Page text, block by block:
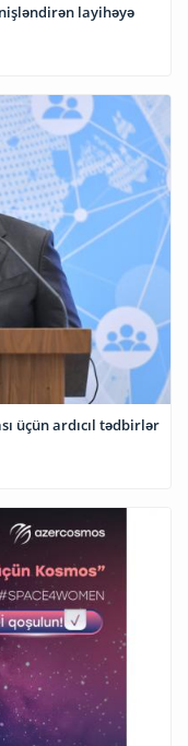
layihəyə
üçün ardıcıl tədbirlər